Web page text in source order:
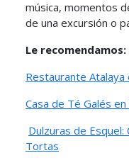
música, momentos
de una excursión o
Le recomendamos:
Restaurante Atalaya
Casa de Té Galés
Dulzuras de
Tortas